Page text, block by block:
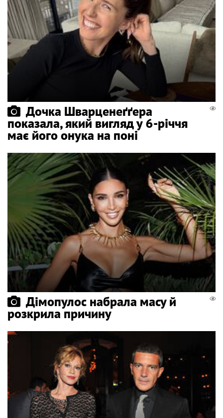
Дочка Шварценеґґера
показала, який вигляд у 6-річчя
має його онука на поні
Дімопулос набрала масу й
розкрила причину